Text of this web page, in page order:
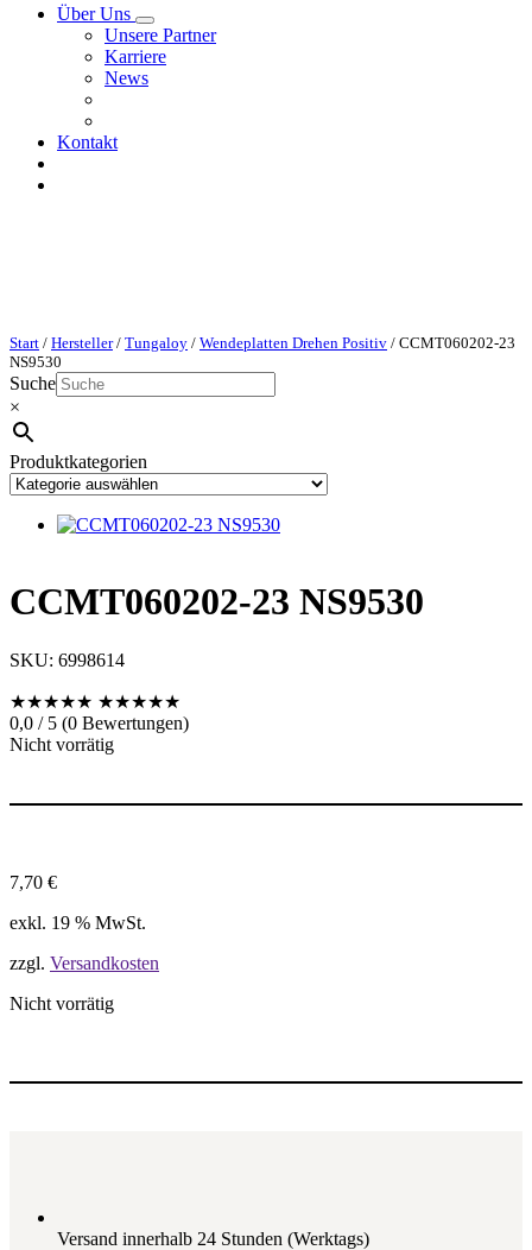
Über Uns
Unsere Partner
Karriere
News
Kontakt
Start / Hersteller/ Tungaloy / Wendeplatten Drehen Positiv / CCMT060202-23
NS9530
Suche
×
Produktkategorien
CCMT060202-23 NS9530
SKU: 6998614
★★★★★ ★★★★★
0,0 / 5 (0 Bewertungen)
Nicht vorrätig
7,70 €
exkl. 19 % MwSt.
zzgl. Versandkosten
Nicht vorrätig
Versand innerhalb 24 Stunden (Werktags)